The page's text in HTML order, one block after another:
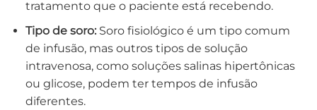
tratamento que o paciente está recebendo.
Tipo de soro:Soro fisiológico é um tipo comum
de infusão, mas outros tipos de solução
intravenosa, como soluções salinas hipertônicas
ou glicose, podem ter tempos de infusão
diferentes.